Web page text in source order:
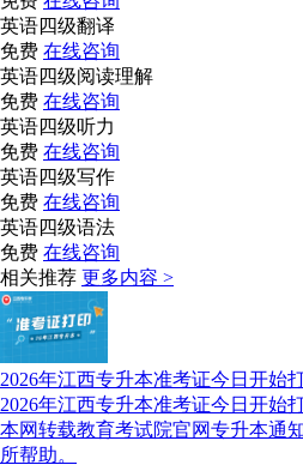
英语四级翻译
免费 在线咨询
英语四级阅读理解
免费 在线咨询
英语四级听力
免费 在线咨询
英语四级写作
免费 在线咨询
英语四级语法
免费 在线咨询
相关推荐 更多内容 >
2026年江西专升本准考证今日开始
2026年江西专升本准考证今日开始
本网转载教育考试院官网专升本通
所帮助。